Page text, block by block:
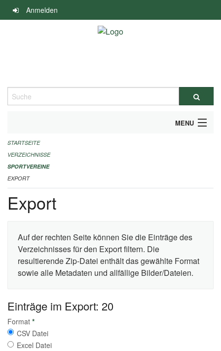
Navigation
überspringen
Anmelden
Suche
MENU
ALLGEMEINE INFORMATIONEN
FINANZIELLE UNTERSTÜTZUNG BENÖTIGT?
KONTAKT
STARTSEITE
VERZEICHNISSE
SPORTVEREINE
EXPORT
Export
Auf der rechten Seite können Sie die Einträge des
Verzeichnisses für den Export filtern. Die
resultierende Zip-Datei enthält das gewählte Format
sowie alle Metadaten und allfällige Bilder/Dateien.
Einträge im Export: 20
Format *
CSV Datei
Excel Datei